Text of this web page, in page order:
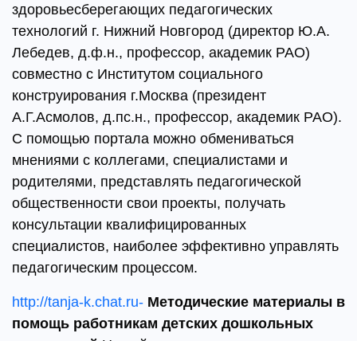
здоровьесберегающих педагогических
технологий г. Нижний Новгород (директор Ю.А.
Лебедев, д.ф.н., профессор, академик РАО)
совместно с Институтом социального
конструирования г.Москва (президент
А.Г.Асмолов, д.пс.н., профессор, академик РАО).
С помощью портала можно обмениваться
мнениями с коллегами, специалистами и
родителями, представлять педагогической
общественности свои проекты, получать
консультации квалифицированных
специалистов, наиболее эффективно управлять
педагогическим процессом.
http://tanja-k.chat.ru- Методические материалы в
помощь работникам детских дошкольных